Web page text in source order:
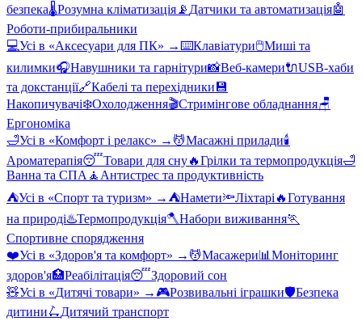
безпека🌡️Розумна кліматизація 📡 Датчики та автоматизація🤖
Роботи-прибиральники
💻Усі в «Аксесуари для ПК» →⌨️Клавіатури🖱️Миші та
килимки🎧Навушники та гарнітури📸Веб-камери🔌USB-хаби
та докстанції🔗Кабелі та перехідники 💾
Накопичувачі❄️Охолодження🎬Стримінгове обладнання🪑
Ергономіка
🛁Усі в «Комфорт і релакс» → 💆Масажні прилади🕯️
Ароматерапія😴Товари для сну🔥Грілки та термопродукція🛁
Ванна та СПА 🧘 Антистрес та продуктивність
⛺Усі в «Спорт та туризм» → ⛺Намети🔦Ліхтарі 🔥Готування
на природі♨️Термопродукція🪓Набори виживання🏃
Спортивне спорядження
❤️Усі в «Здоров'я та комфорт» → 💆Масажери📊 Моніторинг
здоров'я🏥Реабілітація😴Здоровий сон
🧸Усі в «Дитячі товари» → 🎮Розвивальні іграшки🛡️Безпека
дитини🛴Дитячий транспорт